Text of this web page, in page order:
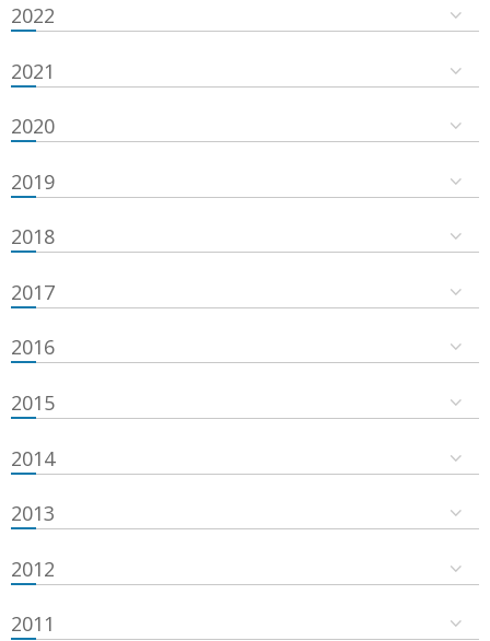
2022
2021
2020
2019
2018
2017
2016
2015
2014
2013
2012
2011